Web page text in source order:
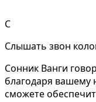
С
Слышать звон
Сонник Ванги
благодаря вашему
сможете